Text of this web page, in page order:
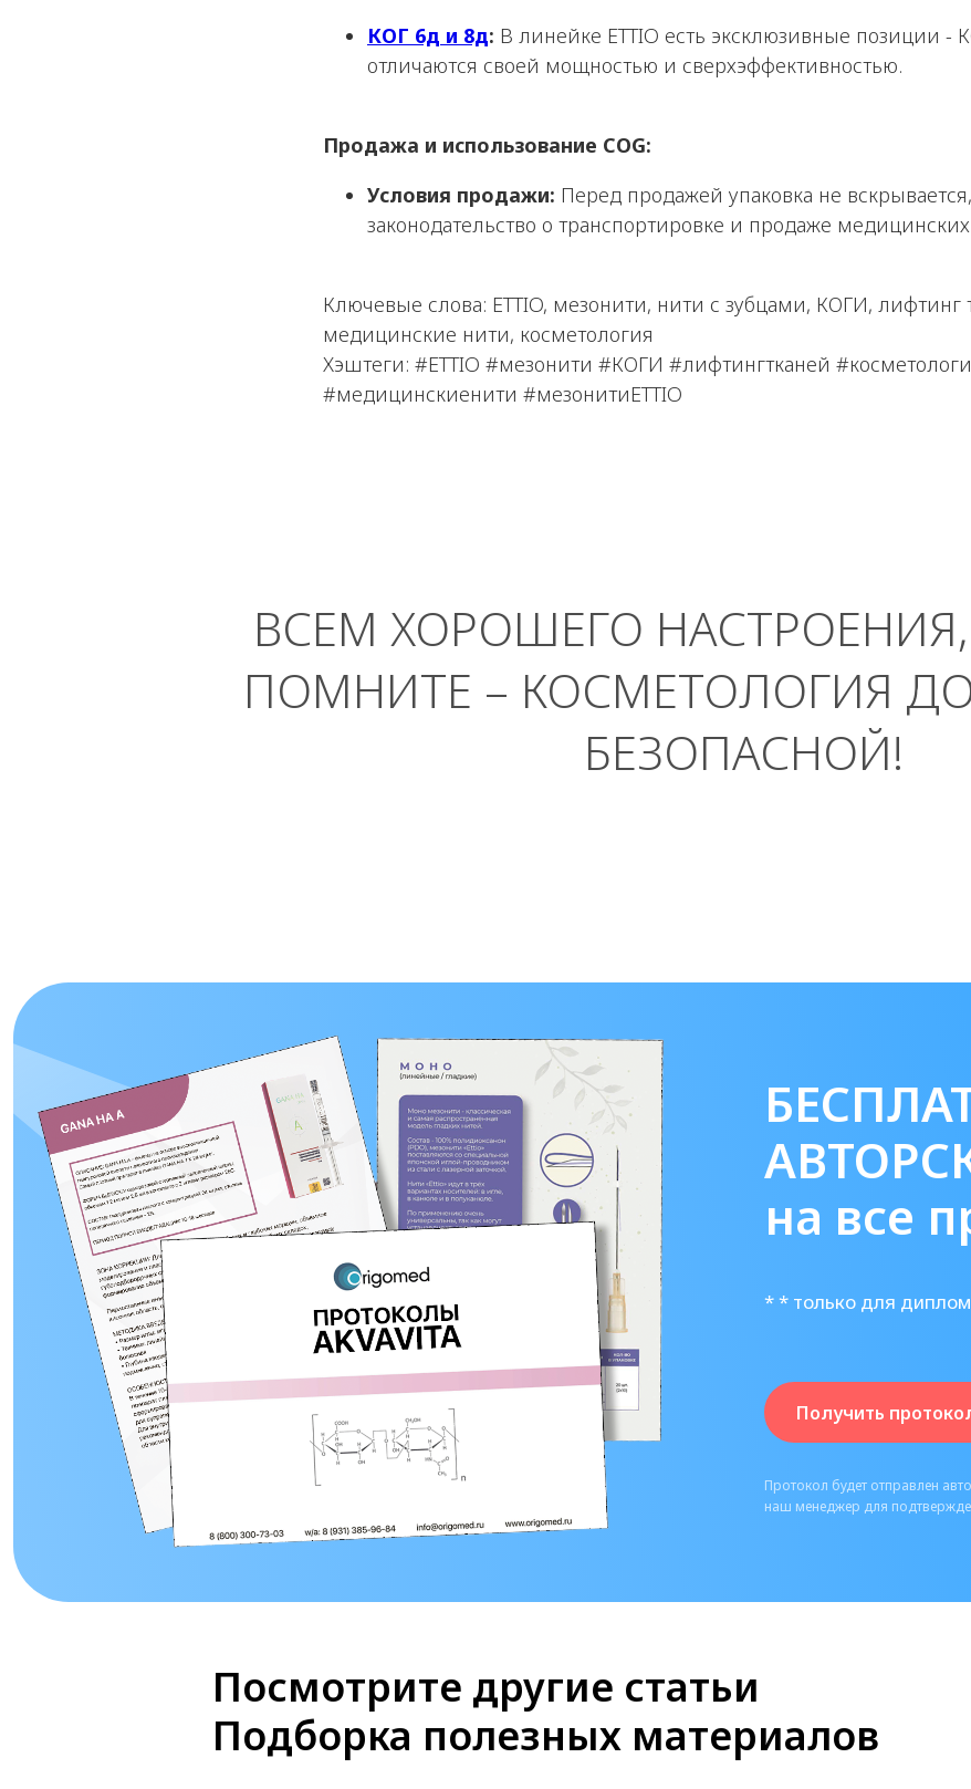
КОГ 6д и 8д: В линейке ETTIO есть эксклюзивные позиции -
отличаются своей мощностью и сверхэффективностью.
Продажа и использование COG:
Условия продажи: Перед продажей упаковка не
законодательство о транспортировке и продаже
Ключевые слова: ETTIO, мезонити, нити с зубцами, КОГИ, лифтинг
медицинские нити, косметология
Хэштеги: #ETTIO #мезонити #КОГИ #лифтингтканей
#медицинскиенити #мезонитиETTIO
ВСЕМ ХОРОШЕГО
ПОМНИТЕ – КОСМЕТОЛОГИЯ
БЕЗОПАСНОЙ!
на все
Получить
* * только для
Протокол будет отправлен
наш менеджер для
Посмотрите другие статьи
Подборка полезных материалов